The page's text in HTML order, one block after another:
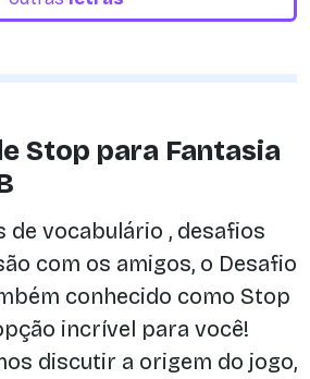
Stop para Fantasia
de vocabulário , desafios
com os amigos, o Desafio
conhecido como Stop
incrível para você!
discutir a origem do jogo,